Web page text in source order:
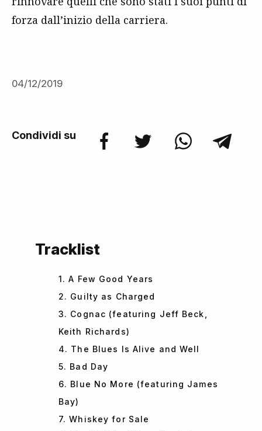
forza dall’inizio della carriera.
04/12/2019
Condividi su
Tracklist
1. A Few Good Years
2. Guilty as Charged
3. Cognac (featuring Jeff Beck,
Keith Richards)
4. The Blues Is Alive and Well
5. Bad Day
6. Blue No More (featuring James
Bay)
7. Whiskey for Sale